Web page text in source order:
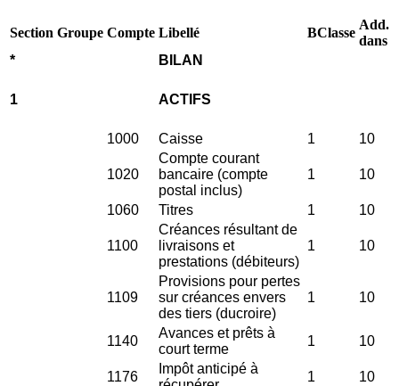
Section Groupe Compte Libellé BClasse
Add.
dans
*
BILAN
1 ACTIFS
1000 Caisse 1 10
1020
Compte courant
bancaire (compte
postal inclus)
1 10
1060 Titres 1 10
1100
Créances résultant de
livraisons et
prestations (débiteurs)
1 10
1109
Provisions pour pertes
sur créances envers
des tiers (ducroire)
1 10
1140
Avances et prêts à
court terme
1 10
1176
Impôt anticipé à
1 10